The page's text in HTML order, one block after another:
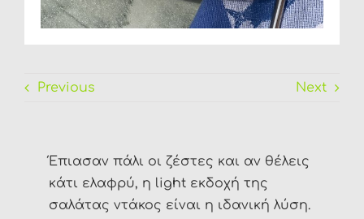
Previous Next
Έπιασαν πάλι οι ζέστες και αν θέλεις
κάτι ελαφρύ, η light εκδοχή της
σαλάτας ντάκος είναι η ιδανική λύση.